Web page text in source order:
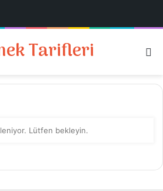
Tarifleri
Lütfen bekleyin.